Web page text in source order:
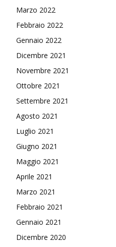
Marzo 2022
Febbraio 2022
Gennaio 2022
Dicembre 2021
Novembre 2021
Ottobre 2021
Settembre 2021
Agosto 2021
Luglio 2021
Giugno 2021
Maggio 2021
Aprile 2021
Marzo 2021
Febbraio 2021
Gennaio 2021
Dicembre 2020